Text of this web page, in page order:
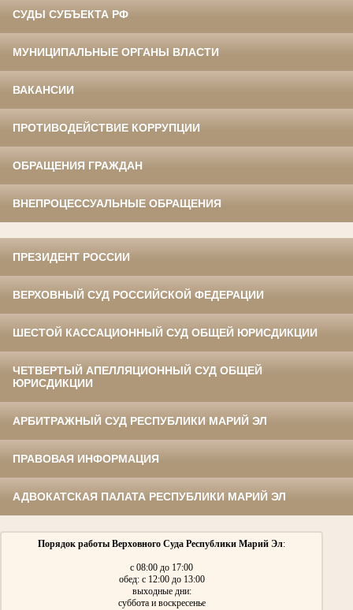
СУДЫ СУБЪЕКТА РФ
МУНИЦИПАЛЬНЫЕ ОРГАНЫ ВЛАСТИ
ВАКАНСИИ
ПРОТИВОДЕЙСТВИЕ КОРРУПЦИИ
ОБРАЩЕНИЯ ГРАЖДАН
ВНЕПРОЦЕССУАЛЬНЫЕ ОБРАЩЕНИЯ
ПРЕЗИДЕНТ РОССИИ
ВЕРХОВНЫЙ СУД РОССИЙСКОЙ ФЕДЕРАЦИИ
ШЕСТОЙ КАССАЦИОННЫЙ СУД ОБЩЕЙ ЮРИСДИКЦИИ
ЧЕТВЕРТЫЙ АПЕЛЛЯЦИОННЫЙ СУД ОБЩЕЙ
ЮРИСДИКЦИИ
АРБИТРАЖНЫЙ СУД РЕСПУБЛИКИ МАРИЙ ЭЛ
ПРАВОВАЯ ИНФОРМАЦИЯ
АДВОКАТСКАЯ ПАЛАТА РЕСПУБЛИКИ МАРИЙ ЭЛ
Порядок работы Верховного Суда Республики Марий Эл:
с 08:00 до 17:00
обед: с 12:00 до 13:00
выходные дни:
суббота и воскресенье